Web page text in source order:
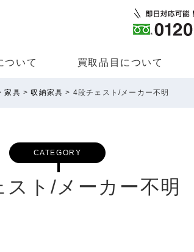
ついて 買取品⽬について
家具 >収納家具 > 4段チェスト/メーカー不明
CATEGORY
スト/メーカー不明